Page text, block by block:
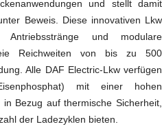
und stellt damit
Beweis. Diese innovativen Lkw
Antriebsstränge und modulare
Reichweiten von bis zu 500
Alle DAF Electric-Lkw verfügen
mit einer hohen
Bezug auf thermische Sicherheit,
der Ladezyklen bieten.